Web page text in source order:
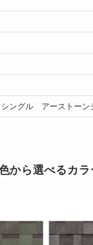
シングル アーストーン
から選べるカラ